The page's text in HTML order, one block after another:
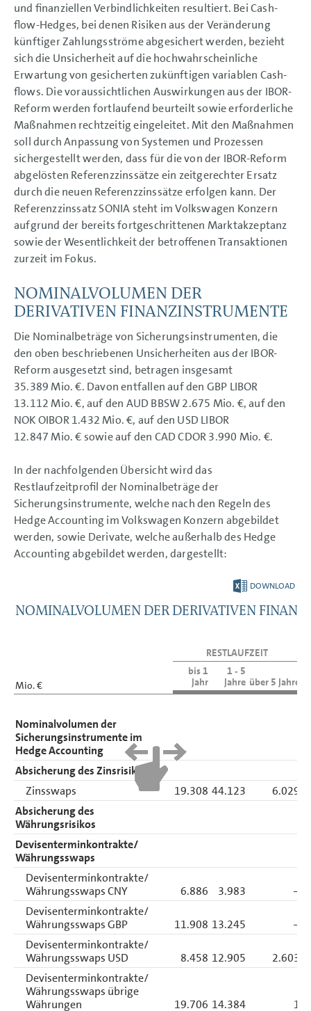
und finanziellen Verbindlichkeiten resultiert. Bei Cash-
flow-Hedges, bei denen Risiken aus der Veränderung
künftiger Zahlungsströme abgesichert werden, bezieht
sich die Unsicherheit auf die hochwahrscheinliche
Erwartung von gesicherten zukünftigen variablen Cash-
flows. Die voraussichtlichen Auswirkungen aus der IBOR-
Reform werden fortlaufend beurteilt sowie erforderliche
Maßnahmen rechtzeitig eingeleitet. Mit den Maßnahmen
soll durch Anpassung von Systemen und Prozessen
sichergestellt werden, dass für die von der IBOR-Reform
abgelösten Referenzzinssätze ein zeitgerechter Ersatz
durch die neuen Referenzzinssätze erfolgen kann. Der
Referenzzinssatz SONIA steht im Volkswagen Konzern
aufgrund der bereits fortgeschrittenen Marktakzeptanz
sowie der Wesentlichkeit der betroffenen Transaktionen
zurzeit im Fokus.
NOMINALVOLUMEN DER
DERIVATIVEN FINANZINSTRUMENTE
Die Nominalbeträge von Sicherungsinstrumenten, die
den oben beschriebenen Unsicherheiten aus der IBOR-
Reform ausgesetzt sind, betragen insgesamt
35.389 Mio. €. Davon entfallen auf den GBP LIBOR
13.112 Mio. €,auf den AUD BBSW2.675 Mio. €, aufden
NOK OIBOR1.432 Mio. €, auf den USD LIBOR
12.847 Mio. € sowie auf den CAD CDOR3.990 Mio. €.
In der nachfolgenden Übersicht wird das
Restlaufzeitprofil der Nominalbeträge der
Sicherungsinstrumente, welche nach den Regeln des
Hedge Accounting im Volkswagen Konzern abgebildet
werden, sowie Derivate, welche außerhalb des Hedge
Accounting abgebildet werden, dargestellt:
DOWNLOAD
NOMINALVOLUMEN DER DERIVATIVEN
RESTLAUFZEIT
Mio. €
bis 1
Jahr
1 ‑ 5
Jahre über 5 Jahre
Nominalvolumen der
Sicherungs­instrumente im
Hedge Accounting
Absicherung des Zinsrisikos
Zinsswaps
19.308 44.123
6.029
Absicherung des
Währungsrisikos
Devisenterminkontrakte/
Währungsswaps
Devisenterminkontrakte/
Währungsswaps CNY
6.886 3.983
–
Devisenterminkontrakte/
Währungsswaps GBP
11.908 13.245
–
Devisenterminkontrakte/
Währungsswaps USD
8.458 12.905
2.603
Devisenterminkontrakte/
Währungsswaps übrige
Währungen
19.706 14.384 1